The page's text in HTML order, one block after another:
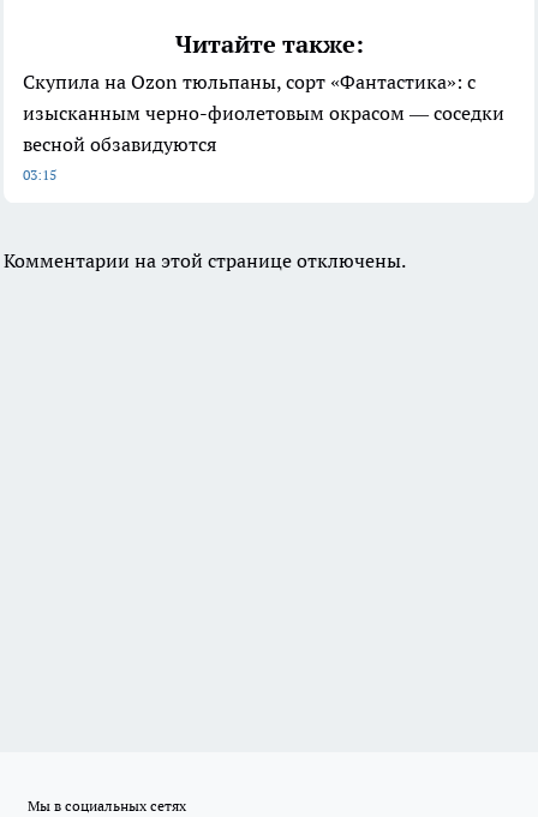
Читайте также:
Скупила на Ozon тюльпаны, сорт «Фантастика»: с
изысканным черно-фиолетовым окрасом — соседки
весной обзавидуются
03:15
Комментарии на этой странице отключены.
Мы в социальных сетях